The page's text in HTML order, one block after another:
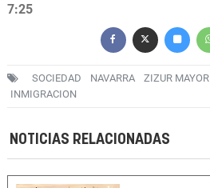
7:25
SOCIEDAD NAVARRA ZIZUR MAYOR
INMIGRACION
NOTICIAS RELACIONADAS